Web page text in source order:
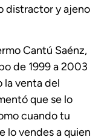
distractor y ajeno
Cantú Saénz,
de 1999 a 2003
la venta del
que se lo
cuando tu
lo vendes a quien